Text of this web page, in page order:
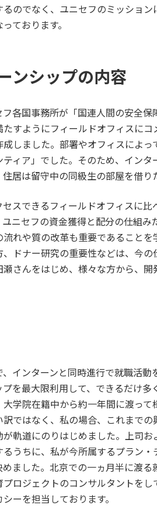
のでなく、ユニセフのミッショ
ております。
シップの内容
各国事務所が「国連人間の安全
すようにフィールドオフィスに
しました。部署やオフィスによ
ィア」でした。そのため、イン
居は留守中の同級生の部屋を借
スできるフィールドオフィスに
ニセフの資金獲得と配分の仕組
れや質の改革も重要であること
ドナー研究の重要性などは、今
さんをはじめ、様々な方から、
、インターンと同時進行で就職活
を最大限利用して、できるだけ
学院在籍中から約一年間に渡っ
訳ではなく、私の場合、これまで
軌道にのりはじめました。上司
うちに、私が今所属するプラン
ました。北京での一ヵ月半に渡
ロジェクトのコンサルタントを
ーを担当しております。